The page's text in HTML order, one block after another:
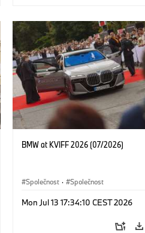
BMW at KVIFF 2026 (07/2026)
Společnost · Společnost
Mon Jul 13 17:34:10 CEST 2026